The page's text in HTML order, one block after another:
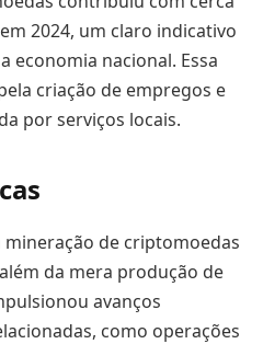
2024, um claro indicativo
economia nacional. Essa
criação de empregos e
por serviços locais.
mineração de criptomoedas
da mera produção de
avanços
como operações